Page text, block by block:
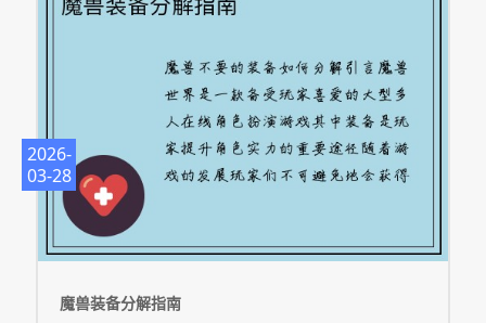
2026-
03-28
魔兽装备分解指南